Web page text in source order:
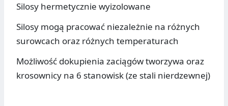
Silosy hermetycznie wyizolowane
Silosy mogą pracować niezależnie na różnych
surowcach oraz różnych temperaturach
Możliwość dokupienia zaciągów tworzywa oraz
krosownicy na 6 stanowisk (ze stali nierdzewnej)